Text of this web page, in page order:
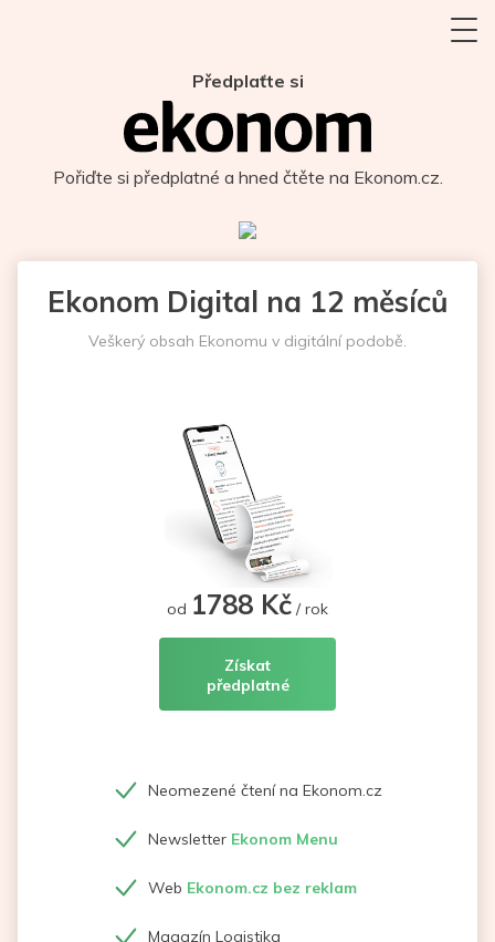
Předplaťte si
Pořiďte si předplatné a hned čtěte na Ekonom.cz.
Ekonom Digital na 12 měsíců
Veškerý obsah Ekonomu v digitální podobě.
od 1788 Kč / rok
Získat
předplatné
Neomezené čtení na Ekonom.cz
Newsletter Ekonom Menu
Web Ekonom.cz bez reklam
Magazín Logistika